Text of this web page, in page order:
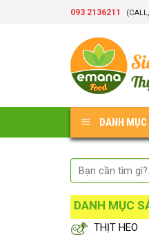
093 2136211
DANH
DANH MỤC
THỊT HEO